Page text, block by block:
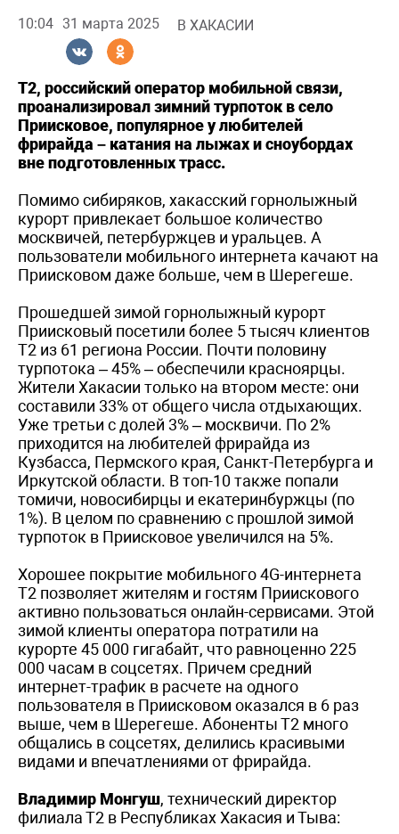
10:04 31 марта 2025 В ХАКАСИИ
T2, российский оператор мобильной связи,
проанализировал зимний турпоток в село
Приисковое, популярное у любителей
фрирайда – катания на лыжах и сноубордах
вне подготовленных трасс.
Помимо сибиряков, хакасский горнолыжный
курорт привлекает большое количество
москвичей, петербуржцев и уральцев. А
пользователи мобильного интернета качают на
Приисковом даже больше, чем в Шерегеше.
Прошедшей зимой горнолыжный курорт
Приисковый посетили более 5 тысяч клиентов
Т2 из 61 региона России. Почти половину
турпотока – 45% – обеспечили красноярцы.
Жители Хакасии только на втором месте: они
составили 33% от общего числа отдыхающих.
Уже третьи с долей 3% – москвичи. По 2%
приходится на любителей фрирайда из
Кузбасса, Пермского края, Санкт-Петербурга и
Иркутской области. В топ-10 также попали
томичи, новосибирцы и екатеринбуржцы (по
1%). В целом по сравнению с прошлой зимой
турпоток в Приисковое увеличился на 5%.
Хорошее покрытие мобильного 4G-интернета
Т2 позволяет жителям и гостям Приискового
активно пользоваться онлайн-сервисами. Этой
зимой клиенты оператора потратили на
курорте 45 000 гигабайт, что равноценно 225
000 часам в соцсетях. Причем средний
интернет-трафик в расчете на одного
пользователя в Приисковом оказался в 6 раз
выше, чем в Шерегеше. Абоненты Т2 много
общались в соцсетях, делились красивыми
видами и впечатлениями от фрирайда.
Владимир Монгуш, технический директор
филиала Т2 в Республиках Хакасия и Тыва: